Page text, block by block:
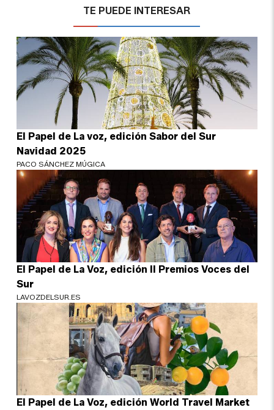
TE PUEDE INTERESAR
El Papel de La voz, edición Sabor del Sur
Navidad 2025
PACO SÁNCHEZ MÚGICA
El Papel de La Voz, edición II Premios Voces del
Sur
LAVOZDELSUR.ES
El Papel de La Voz, edición World Travel Market